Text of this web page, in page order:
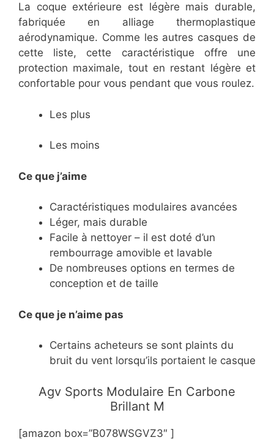
La coque extérieure est légère mais durable,
fabriquée en alliage thermoplastique
aérodynamique. Comme les autres casques de
cette liste, cette caractéristique offre une
protection maximale, tout en restant légère et
confortable pour vous pendant que vous roulez.
Les plus
Les moins
Ce que j’aime
​Caractéristiques modulaires avancées
​Léger, mais durable
​Facile à nettoyer – il est doté d’un
rembourrage amovible et lavable
​De nombreuses options en termes de
conception et de taille
Ce que je n’aime pas
​Certains acheteurs se sont plaints du
bruit du vent lorsqu’ils portaient le casque
​Agv Sports Modulaire En Carbone
Brillant M
[amazon box=”​​B078WSGVZ3″ ]